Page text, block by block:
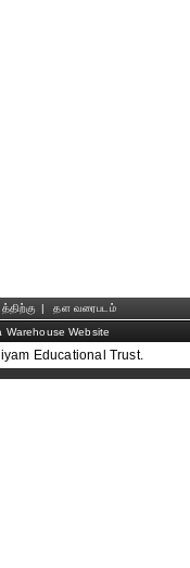
|
தள வரைபடம்
Warehouse Website
Educational Trust.